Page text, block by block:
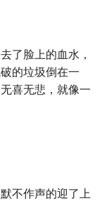
了脸上的血水，
的垃圾倒在一
喜无悲，就像一
不作声的迎了上